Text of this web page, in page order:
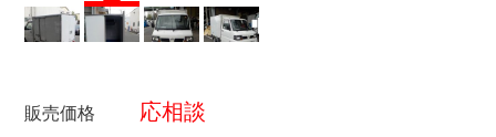
販売価格 応相談